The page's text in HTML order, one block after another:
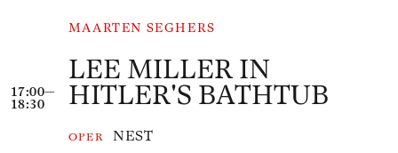
17:00—
18:30
MAARTEN SEGHERS
LEE MILLER IN
HITLER'S BATHTUB
OPER
NEST